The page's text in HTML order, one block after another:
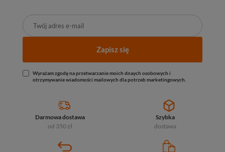
Zapisz się
Wyrażam zgodę na przetwarzanie moich dnaych osobowych i
otrzymywanie wiadomości mailowych dla potrzeb marketingowych.
Darmowa dostawa
od 350 zł
Szybka
dostawa